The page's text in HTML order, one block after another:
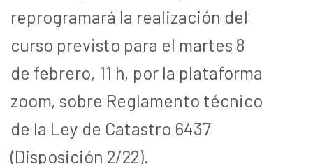
reprogramará la realización del
curso previsto para el martes 8
de febrero, 11 h, por la plataforma
zoom, sobre Reglamento técnico
de la Ley de Catastro 6437
(Disposición 2/22).